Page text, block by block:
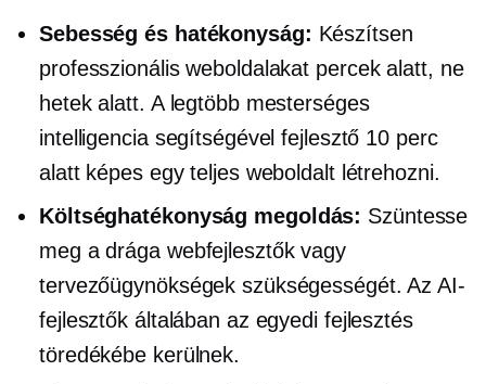
Sebesség és hatékonyság: Készítsen
professzionális weboldalakat percek alatt, ne
hetek alatt. A legtöbb mesterséges
intelligencia segítségével fejlesztő 10 perc
alatt képes egy teljes weboldalt létrehozni.
Költséghatékonyság megoldás: Szüntesse
meg a drága webfejlesztők vagy
tervezőügynökségek szükségességét. Az AI-
fejlesztők általában az egyedi fejlesztés
töredékébe kerülnek.